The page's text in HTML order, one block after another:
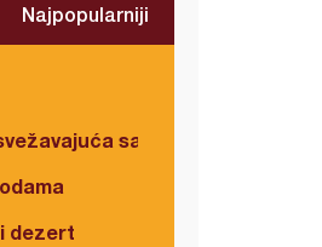
Najpopularniji
salata
dezert